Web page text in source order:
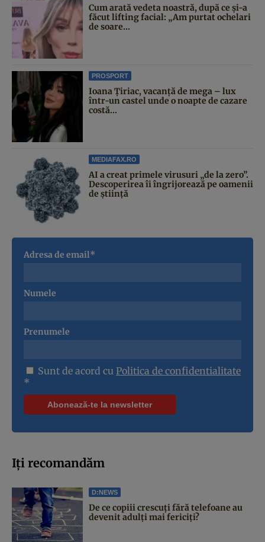
Cum arată vedeta noastră, după ce și-a
făcut lifting facial: „Am purtat ochelari
de soare...
PROSPORT
Ioana Țiriac, vacanță de mega – lux
într-un castel unde o noapte de cazare
costă...
MEDIAFAX.RO
AI a creat primele virusuri „de la zero”.
Descoperirea îi îngrijorează pe oamenii
de știință
Adresa de email*
Numele
Prenumele
Sunt de acord cu Politica de confidentialitate
*
Iți recomandăm
D:NEWS
De ce copiii crescuți fără telefoane au
devenit adulți mai fericiți?